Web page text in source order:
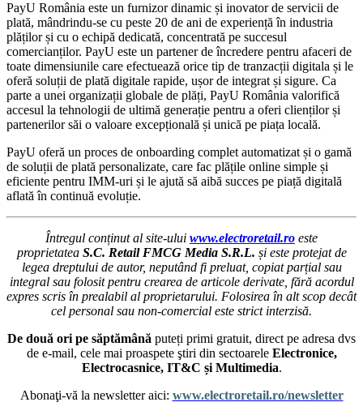
PayU România este un furnizor dinamic și inovator de servicii de
plată, mândrindu-se cu peste 20 de ani de experiență în industria
plăților și cu o echipă dedicată, concentrată pe succesul
comercianților. PayU este un partener de încredere pentru afaceri de
toate dimensiunile care efectuează orice tip de tranzacții digitala și le
oferă soluții de plată digitale rapide, ușor de integrat și sigure. Ca
parte a unei organizații globale de plăți, PayU România valorifică
accesul la tehnologii de ultimă generație pentru a oferi clienților și
partenerilor săi o valoare excepțională și unică pe piața locală.
PayU oferă un proces de onboarding complet automatizat și o gamă
de soluții de plată personalizate, care fac plățile online simple și
eficiente pentru IMM-uri și le ajută să aibă succes pe piață digitală
aflată în continuă evoluție.
Întregul conținut al site-ului www.electroretail.ro este
proprietatea S.C. Retail FMCG Media S.R.L. și este protejat de
legea dreptului de autor, neputând fi preluat, copiat parțial sau
integral sau folosit pentru crearea de articole derivate, fără acordul
expres scris în prealabil al proprietarului. Folosirea în alt scop decât
cel personal sau non-comercial este strict interzisă.
De două ori pe săptămână puteți primi gratuit, direct pe adresa dvs
de e-mail, cele mai proaspete ştiri din sectoarele Electronice,
Electrocasnice, IT&C și Multimedia.
Abonaţi-vă la newsletter aici: www.electroretail.ro/newsletter